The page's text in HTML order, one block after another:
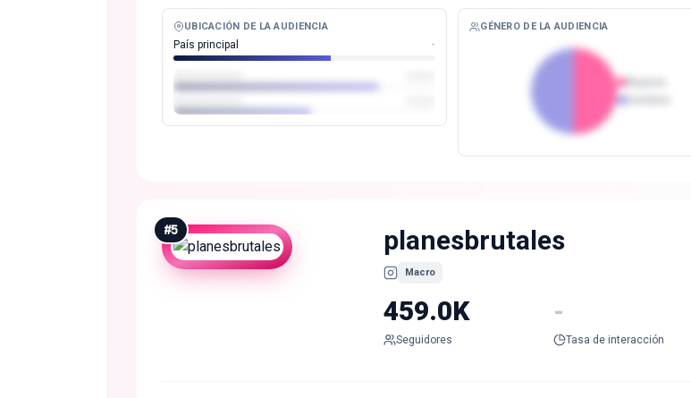
UBICACIÓN DE LA AUDIENCIA
País principal -
GÉNERO DE LA AUDIENCIA
Mujeres
#5 planesbrutales
Macro
459.0K
Seguidores
-
Tasa de interacción